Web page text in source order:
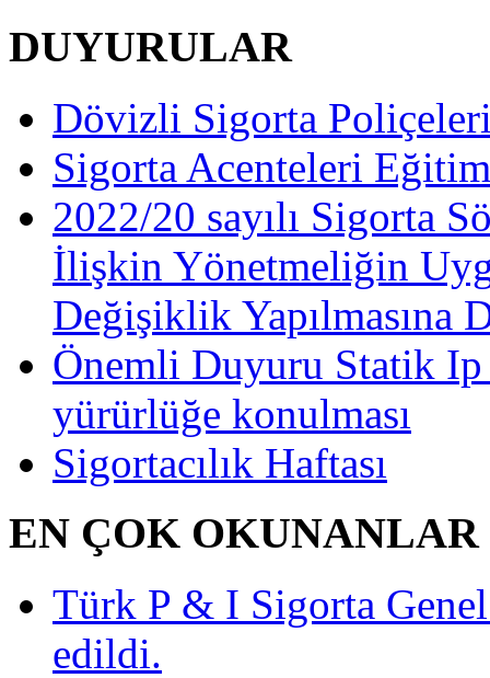
DUYURULAR
Dövizli Sigorta
Sigorta Acenteleri
2022/20 sayılı Sigorta
İlişkin Yönetmeliğin
Değişiklik Yapılmasına
Önemli Duyuru Statik Ip
yürürlüğe konulması
Sigortacılık Haftası
EN ÇOK OKUNANLAR
Türk P & I Sigorta
edildi.